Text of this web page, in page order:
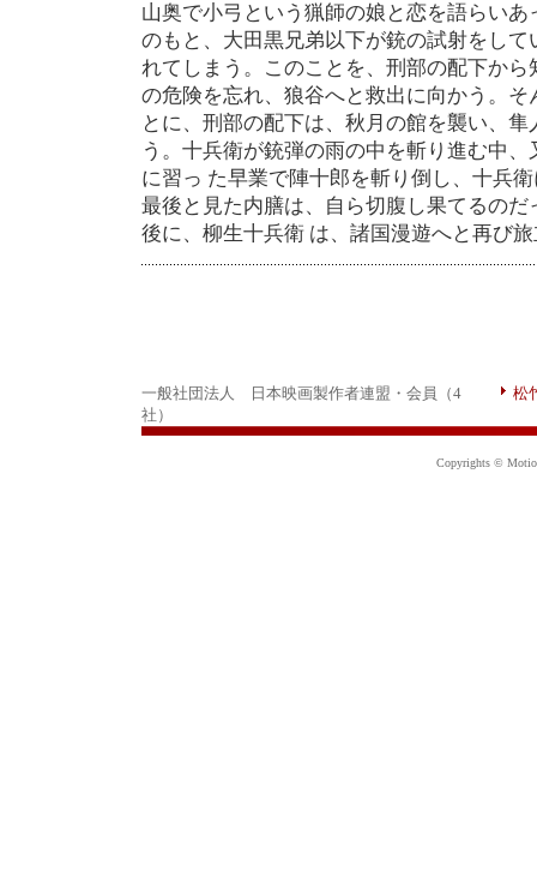
山奥で小弓という猟師の娘と恋を語らい
のもと、大田黒兄弟以下が銃の試射をし
れてしまう。このことを、刑部の配下か
の危険を忘れ、狼谷へと救出に向かう。
とに、刑部の配下は、秋月の館を襲い、
う。十兵衛が銃弾の雨の中を斬り進む中
に習っ た早業で陣十郎を斬り倒し、十兵
最後と見た内膳は、自ら切腹し果てるの
後に、柳生十兵衛 は、諸国漫遊へと再び
一般社団法人 日本映画製作者連盟・会員（4
社）
松
Copyrights ©